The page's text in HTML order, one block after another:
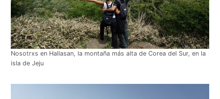
Nosotrxs en Hallasan, la montaña más alta de Corea del Sur, en la
isla de Jeju